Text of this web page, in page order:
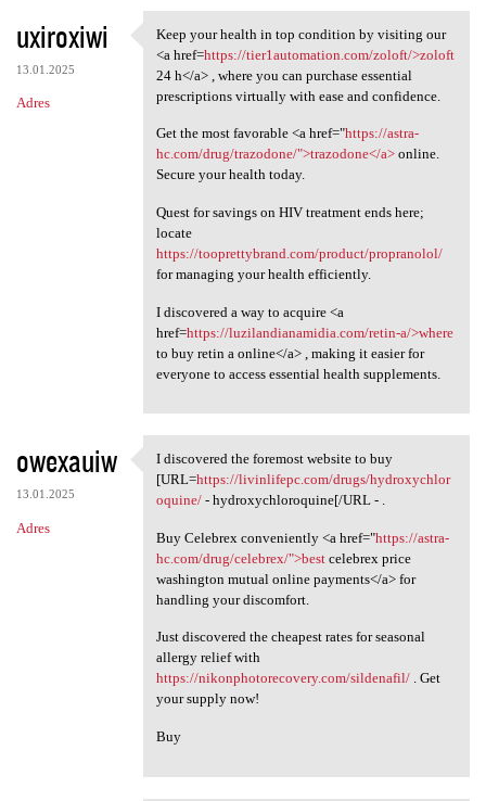
K
o
m
e
uxiroxiwi
13.01.2025
Adres
Keep your health in top
Keep your health in top condition by visiting our
<a href=https://tier1automation.com/zoloft/>zoloft
24 h</a> , where you can purchase essential
prescriptions virtually with ease and confidence.
Get the most favorable <a href="https://astra-
hc.com/drug/trazodone/">trazodone</a>online.
Secure your health today.
Quest for savings on HIV treatment ends here;
locate
https://tooprettybrand.com/product/propranolol/
for managing your health efficiently.
I discovered a way to acquire <a
href=https://luzilandianamidia.com/retin-a/>where
to buy retin a online</a> , making it easier for
everyone to access essential health supplements.
owexauiw
13.01.2025
Adres
I discovered the foremost
I discovered the foremost website to buy
[URL=https://livinlifepc.com/drugs/hydroxychlor
oquine/- hydroxychloroquine[/URL - .
Buy Celebrex conveniently <a href="https://astra-
hc.com/drug/celebrex/">bestcelebrex price
washington mutual online payments</a> for
handling your discomfort.
Just discovered the cheapest rates for seasonal
allergy relief with
https://nikonphotorecovery.com/sildenafil/. Get
your supply now!
Buy